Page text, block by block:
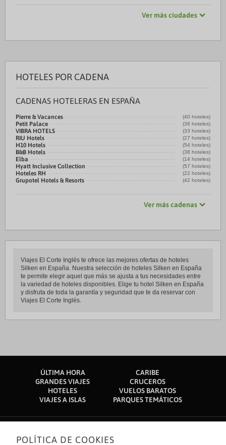
Ver más ciudades
HOTELES POR CADENA
CADENAS HOTELERAS EN ESPAÑA
Pierre & Vacances (40 hoteles)
Petit Palace (36 hoteles)
VIBRA HOTELS (33 hoteles)
RIU Hotels (27 hoteles)
H10 Hotels (54 hoteles)
B&B Hotels (38 hoteles)
Elba (14 hoteles)
Hyatt Inclusive Collection (57 hoteles)
Hoteles RH (22 hoteles)
Grupotel Hotels & Resorts (42 hoteles)
Ver más cadenas
Viajes El Corte Inglés te ofrece las mejores ofertas de hoteles
Silken en España. Nuestra selección de hoteles Silken en España
te permite elegir aquel que más se ajusta a tus necesidades entre
la variedad de hoteles disponibles. Elige tu hotel Silken en España
y disfruta de toda la garantía y seguridad que te da reservar con
Viajes El Corte Inglés.
ÚLTIMA HORA
CARIBE
GRANDES VIAJES
CRUCEROS
HOTELES
VUELOS BARATOS
VIAJES A ISLAS
PARQUES TEMÁTICOS
Sobre nosotros
POLÍTICA DE COOKIES